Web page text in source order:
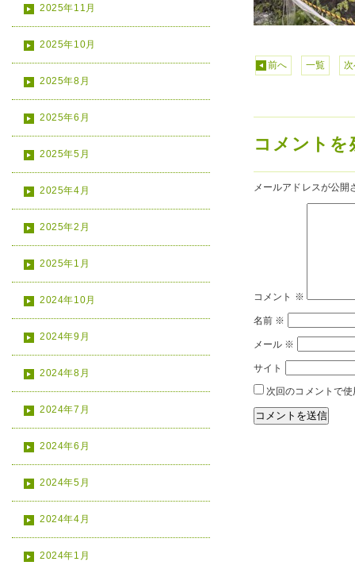
2025年11月
2025年10月
2025年8月
2025年6月
2025年5月
2025年4月
2025年2月
2025年1月
2024年10月
2024年9月
2024年8月
2024年7月
2024年6月
2024年5月
2024年4月
2024年1月
前へ 一覧
コメントを
メールアドレスが公開
コメント ※
名前 ※
メール ※
サイト
次回のコメントで